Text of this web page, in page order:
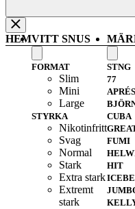
HEMVITT SNUS
FORMAT
Slim
Mini
Large
STYRKA
Nikotinfritt
Svag
Normal
Stark
Extra stark
Extremt
stark
STNG
77
APRÉS
CUBA
FUMI
HIT